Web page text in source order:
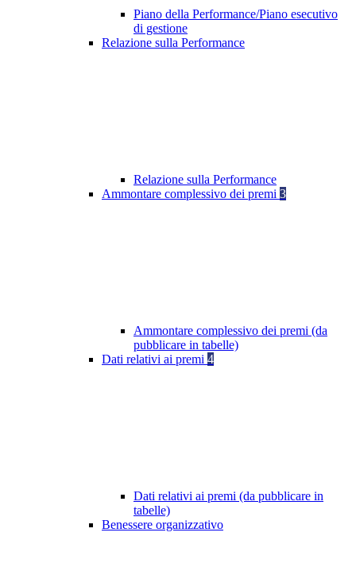
Piano della Performance/Piano esecutivo
di gestione
Relazione sulla Performance
Relazione sulla Performance
Ammontare complessivo dei premi 3
Ammontare complessivo dei premi (da
pubblicare in tabelle)
Dati relativi ai premi 4
Dati relativi ai premi (da pubblicare in
tabelle)
Benessere organizzativo